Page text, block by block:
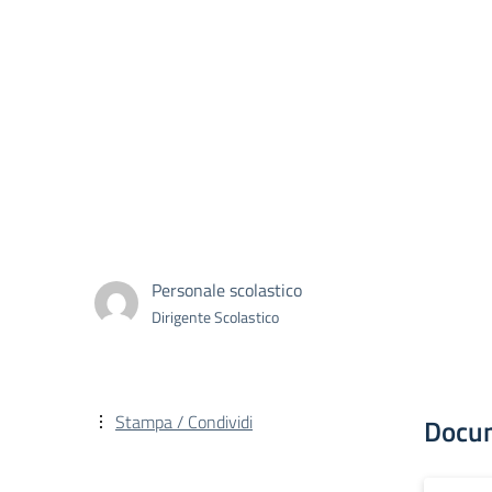
Personale scolastico
Dirigente Scolastico
Stampa / Condividi